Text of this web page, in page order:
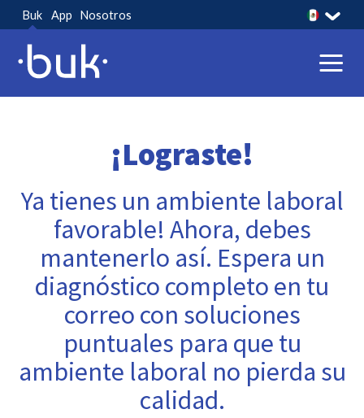
Buk App Nosotros
CHILE
¡Lograste!
Ya tienes un ambiente laboral
favorable! Ahora, debes
mantenerlo así. Espera un
diagnóstico completo en tu
correo con soluciones
puntuales para que tu
ambiente laboral no pierda su
calidad.